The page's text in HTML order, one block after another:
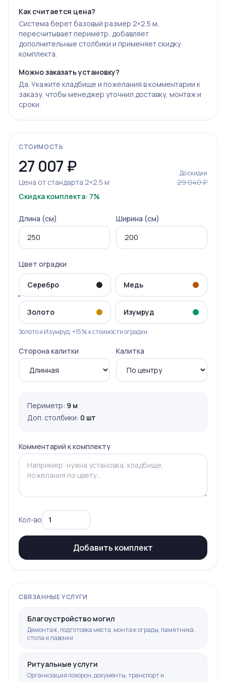
Как считается цена?
Система берет базовый размер 2×2.5 м,
пересчитывает периметр, добавляет
дополнительные столбики и применяет скидку
комплекта.
Можно заказать установку?
Да. Укажите кладбище и пожелания в комментарии к
заказу, чтобы менеджер уточнил доставку, монтаж и
сроки.
СТОИМОСТЬ
27 007 ₽
Цена от стандарта 2×2.5 м
До скидки
29 040 ₽
Скидка комплекта: 7%
Длина (см) Ширина (см)
Цвет оградки
Серебро Медь
Золото Изумруд
Золото и Изумруд: +15% к стоимости оградки.
Сторона калитки Калитка
Периметр: 9 м
Доп. столбики: 0 шт
Комментарий к комплекту
Кол-во
Добавить комплект
СВЯЗАННЫЕ УСЛУГИ
Благоустройство могил
Демонтаж, подготовка места, монтаж ограды, памятника,
стола и лавочки
Ритуальные услуги
Организация похорон, документы, транспорт и